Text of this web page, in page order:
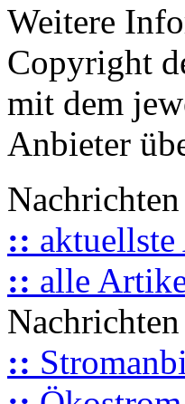
Weitere
Copyright
mit dem
Anbieter
Nachrichten
::
:: alle
::